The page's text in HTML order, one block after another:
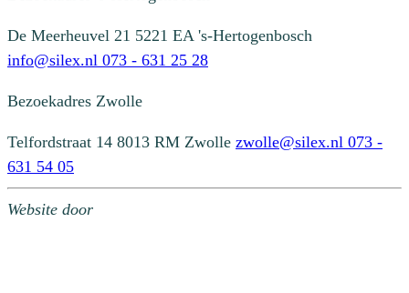
De Meerheuvel 21 5221 EA 's-Hertogenbosch
info@silex.nl 073 - 631 25 28
Bezoekadres Zwolle
Telfordstraat 14 8013 RM Zwolle zwolle@silex.nl 073 -
631 54 05
Website door